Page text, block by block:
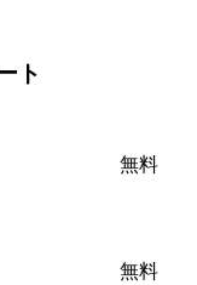
ト
無料
無料